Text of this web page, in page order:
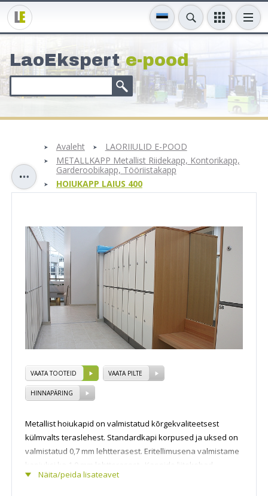
LaoEksperte-pood
Avaleht
LAORIIULID E-POOD
METALLKAPP Metallist Riidekapp, Kontorikapp,
Garderoobikapp, Tööriistakapp
HOIUKAPP LAIUS 400
VAATA TOOTEID VAATA PILTE
HINNAPÄRING
Näita/peida lisateavet
Metallist hoiukapid on valmistatud kõrgekvaliteetsest
külmvalts teraslehest. Standardkapi korpused ja uksed on
valmistatud 0,7 mm lehtterasest. Eritellimusena valmistame
kapiuksi ka 1,0 mm lehtterasest . Kappide liitekohad
ühendatakse kõik punktkeevitusega, mis tagab